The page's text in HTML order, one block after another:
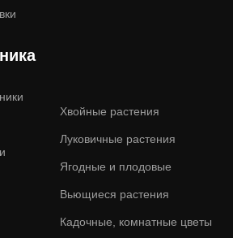
Хвойные растения
Луковичные растения
Ягодные и плодовые
Вьющиеся растения
Кадочные, комнатные цветы